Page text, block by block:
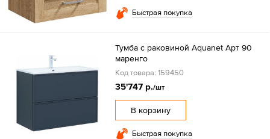
Быстрая покупка
Тумба с раковиной Aquanet Арт 90
маренго
Код товара: 159450
35'747 р./шт
В корзину
Быстрая покупка